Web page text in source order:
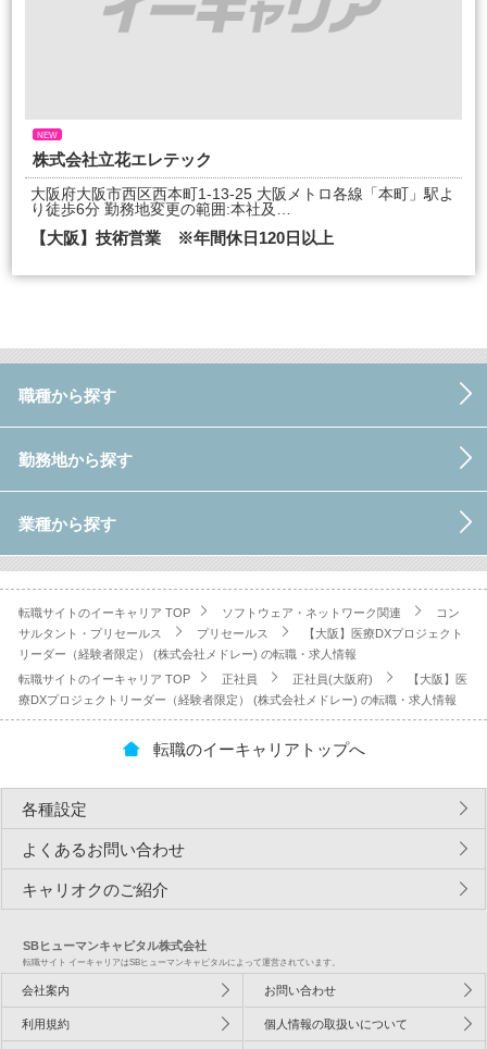
NEW
株式会社立花エレテック
大阪府大阪市西区西本町1-13-25 大阪メトロ各線「本町」駅よ
り徒歩6分 勤務地変更の範囲:本社及…
【大阪】技術営業 ※年間休日120日以上
職種から探す
勤務地から探す
業種から探す
転職サイトのイーキャリア TOP ソフトウェア・ネットワーク関連
コン
サルタント・プリセールス
プリセールス
【大阪】医療DXプロジェクト
リーダー（経験者限定） (株式会社メドレー) の転職・求人情報
転職サイトのイーキャリア TOP
正社員 正社員(大阪府)
【大阪】医
療DXプロジェクトリーダー（経験者限定） (株式会社メドレー) の転職・求人情報
転職のイーキャリアトップへ
各種設定
よくあるお問い合わせ
キャリオクのご紹介
SBヒューマンキャピタル株式会社
転職サイト イーキャリアはSBヒューマンキャピタルによって運営されています。
会社案内 お問い合わせ
利用規約 個人情報の取扱いについて